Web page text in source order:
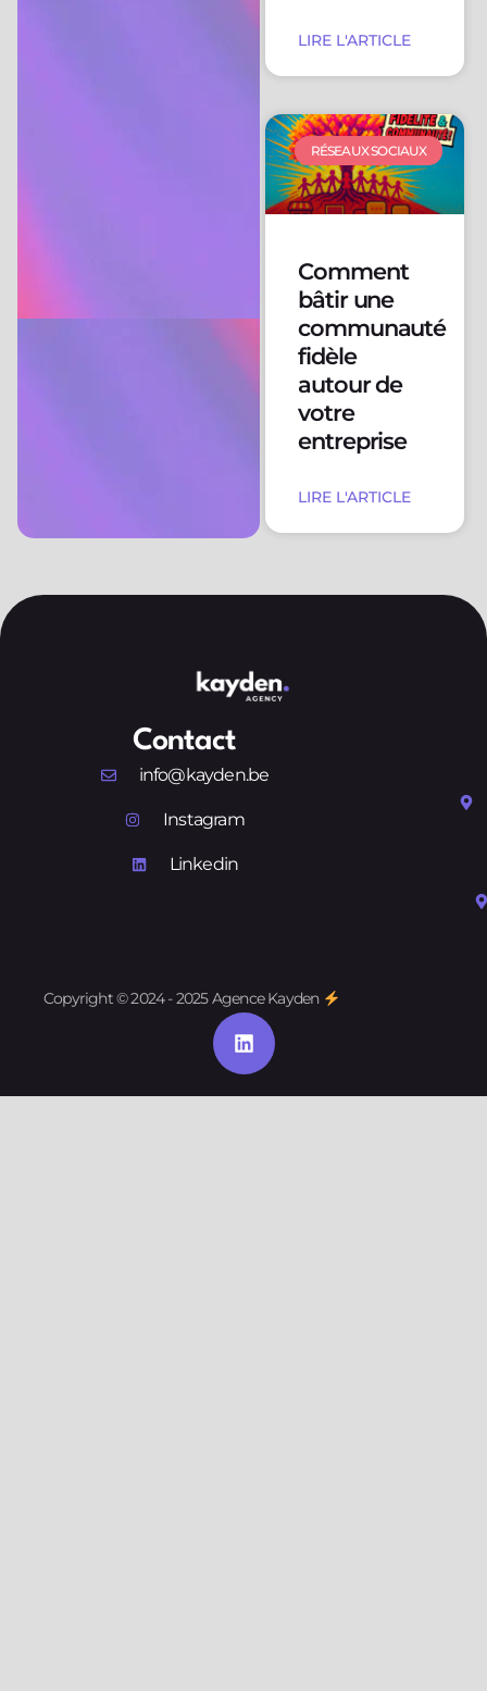
LIRE L'ARTICLE
RÉSEAUX SOCIAUX
Comment
bâtir une
communauté
fidèle
autour de
votre
entreprise
LIRE L'ARTICLE
Contact
info@kayden.be
Instagram
Linkedin
Copyright © 2024 - 2025 Agence Kayden